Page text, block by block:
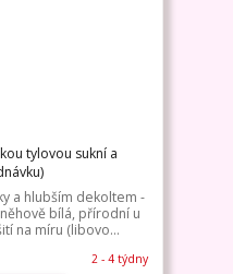
tylovou sukní a
a hlubším dekoltem -
bílá, přírodní u
na míru (libovo...
2 - 4 týdny